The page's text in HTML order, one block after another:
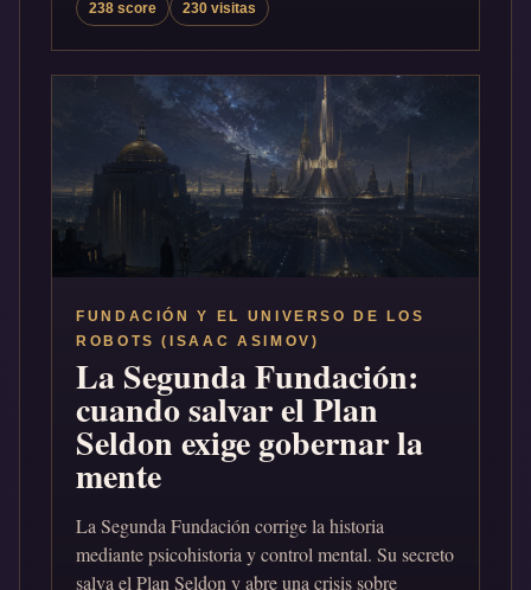
238 score 230 visitas
FUNDACIÓN Y EL UNIVERSO DE LOS
ROBOTS (ISAAC ASIMOV)
La Segunda Fundación:
cuando salvar el Plan
Seldon exige gobernar la
mente
La Segunda Fundación corrige la historia
mediante psicohistoria y control mental. Su secreto
salva el Plan Seldon y abre una crisis sobre